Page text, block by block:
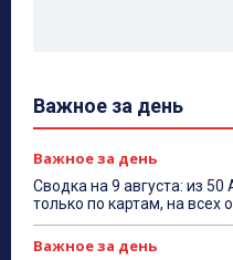
Важное за день
Важное за день
Сводка на 9 августа: из
только по картам, на
Важное за день